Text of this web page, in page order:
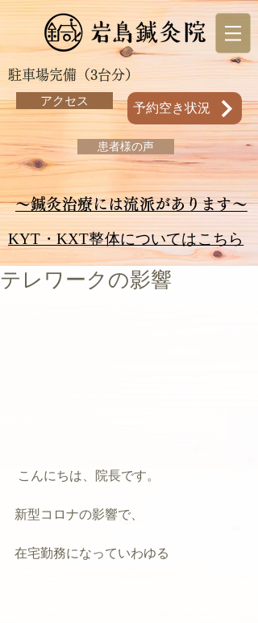
駐車場完備（3台分）
アクセス
予約空き状況
患者様の声
～鍼灸治療には流派があります～
KYT・KXT整体についてはこちら
テレワークの影響
こんにちは、院長です。
新型コロナの影響で、
在宅勤務になっていわゆる